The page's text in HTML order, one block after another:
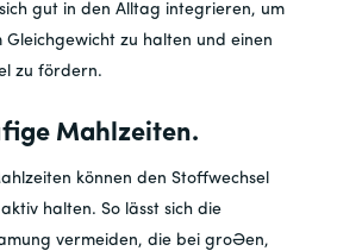
gut in den Alltag integrieren, um
Gleichgewicht zu halten und einen
zu fördern.
Mahlzeiten.
können den Stoffwechsel
halten. So lässt sich die
vermeiden, die bei großen,